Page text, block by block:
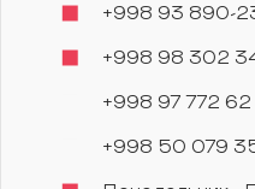
+998 93 890-
+998 98 302
+998 97 772
+998 50 079